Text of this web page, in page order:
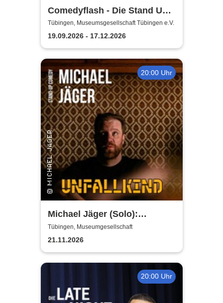
Comedyflash - Die Stand Up
Comedy Show
Tübingen, Museumsgesellschaft Tübingen e.V.
19.09.2026 - 17.12.2026
20:00 Uhr
Michael Jäger (Solo):
Unfallkind - die neue Stand-
up-Comedy Show
Tübingen, Museumgesellschaft
21.11.2026
20:00 Uhr